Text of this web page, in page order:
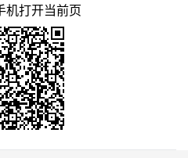
机打开当前页